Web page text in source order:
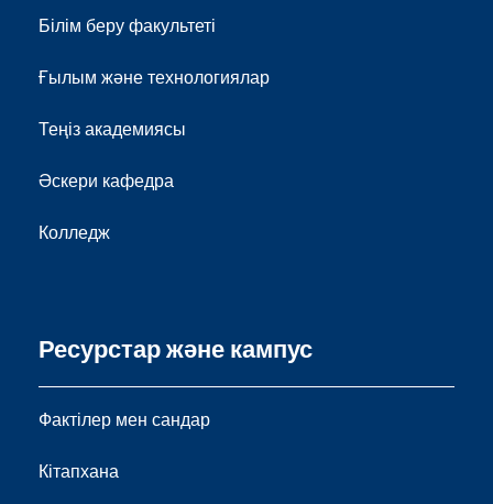
Білім беру факультеті
Ғылым және технологиялар
Теңіз академиясы
Әскери кафедра
Колледж
Ресурстар және кампус
Фактілер мен сандар
Кітапхана